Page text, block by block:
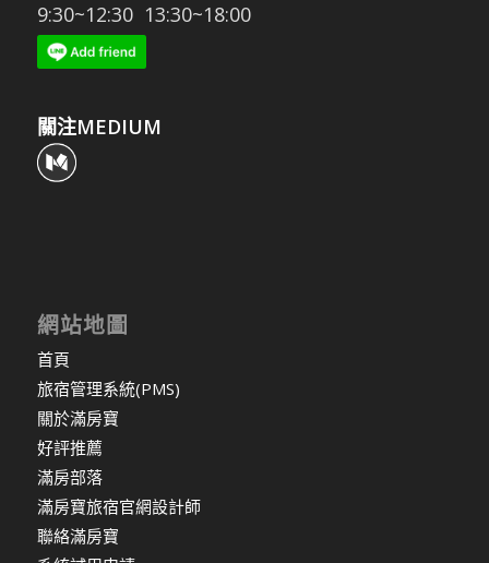
9:30~12:30 13:30~18:00
關注MEDIUM
網站地圖
首頁
旅宿管理系統(PMS)
關於滿房寶
好評推薦
滿房部落
滿房寶旅宿官網設計師
聯絡滿房寶